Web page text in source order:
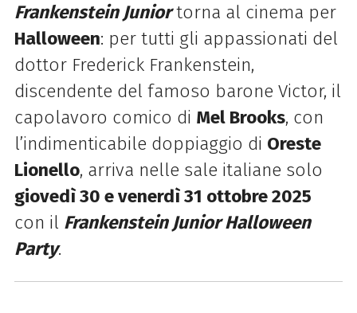
Frankenstein Juniortorna al cinema per
Halloween: per tutti gli appassionati del
dottor Frederick Frankenstein,
discendente del famoso barone Victor, il
capolavoro comico di Mel Brooks, con
l’indimenticabile doppiaggio di Oreste
Lionello, arriva nelle sale italiane solo
giovedì 30 e venerdì 31 ottobre 2025
con il Frankenstein Junior Halloween
Party.